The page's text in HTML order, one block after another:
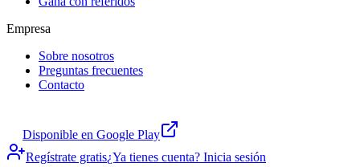
Empresa
Sobre nosotros
Preguntas frecuentes
Contacto
Disponible en Google Play
Regístrate gratis¿Ya tienes cuenta? Inicia sesión